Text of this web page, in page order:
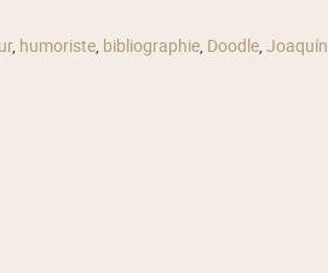
, humoriste, bibliographie, Doodle, Joaquín